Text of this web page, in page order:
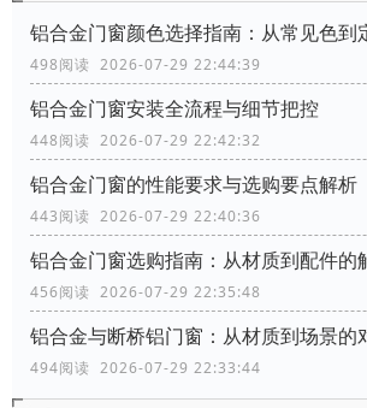
铝合金门窗颜色选择指南：从常见色到
498阅读 2026-07-29 22:44:39
铝合金门窗安装全流程与细节把控
448阅读 2026-07-29 22:42:32
铝合金门窗的性能要求与选购要点解析
443阅读 2026-07-29 22:40:36
铝合金门窗选购指南：从材质到配件的
456阅读 2026-07-29 22:35:48
铝合金与断桥铝门窗：从材质到场景的
494阅读 2026-07-29 22:33:44